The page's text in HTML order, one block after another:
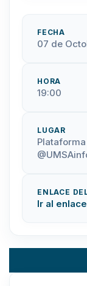
FECHA
07 de
HORA
19:00
LUGAR
ENLACE
Ir al